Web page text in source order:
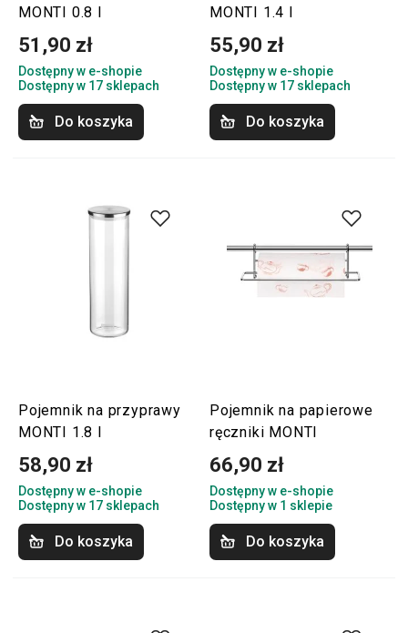
MONTI 0.8 l
51,90 zł
Dostępny w e-shopie
Dostępny w 17 sklepach
Do koszyka
MONTI 1.4 l
55,90 zł
Dostępny w e-shopie
Dostępny w 17 sklepach
Do koszyka
Pojemnik na przyprawy
MONTI 1.8 l
58,90 zł
Dostępny w e-shopie
Dostępny w 17 sklepach
Do koszyka
Pojemnik na papierowe
ręczniki MONTI
66,90 zł
Dostępny w e-shopie
Dostępny w 1 sklepie
Do koszyka